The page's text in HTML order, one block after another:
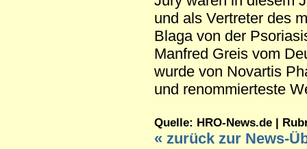
und als Vertreter des
Blaga von der
Manfred Greis vom
wurde von Novartis
und renommierteste
Quelle: HRO-News.de |
« zurück zur News-